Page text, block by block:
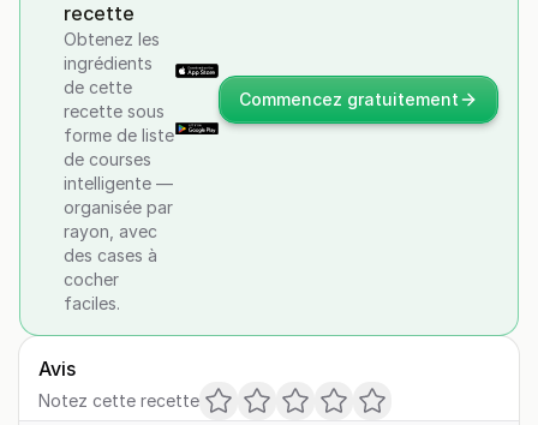
recette
Obtenez les
ingrédients
de cette
recette sous
forme de liste
de courses
intelligente —
organisée par
rayon, avec
des cases à
cocher
faciles.
Commencez gratuitement
Avis
Notez cette recette